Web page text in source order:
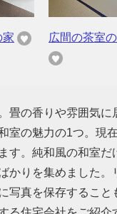
家 広間の茶室
畳の香りや雰囲気
室の魅力の1つ。現
す。純和風の和室
かりを集めました
写真を保存するこ